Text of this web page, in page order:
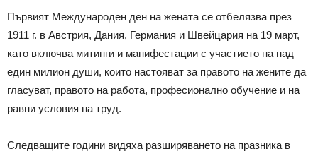
Първият Международен ден на жената се отбелязва през
1911 г. в Австрия, Дания, Германия и Швейцария на 19 март,
като включва митинги и манифестации с участието на над
един милион души, които настояват за правото на жените да
гласуват, правото на работа, професионално обучение и на
равни условия на труд.
Следващите години видяха разширяването на празника в